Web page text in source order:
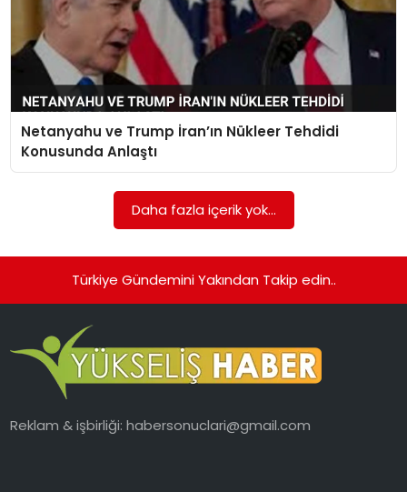
Netanyahu ve Trump İran’ın Nükleer Tehdidi
Konusunda Anlaştı
Daha fazla içerik yok...
Türkiye Gündemini Yakından Takip edin..
Reklam & işbirliği:habersonuclari@gmail.com